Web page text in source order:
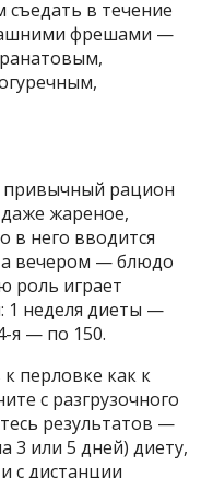
в течение
фрешами —
привычный рацион
жареное,
в него вводится
а вечером — блюдо
роль играет
1 неделя диеты —
я — по 150.
перловке как к
с разгрузочного
результатов —
3 или 5 дней) диету,
с дистанции